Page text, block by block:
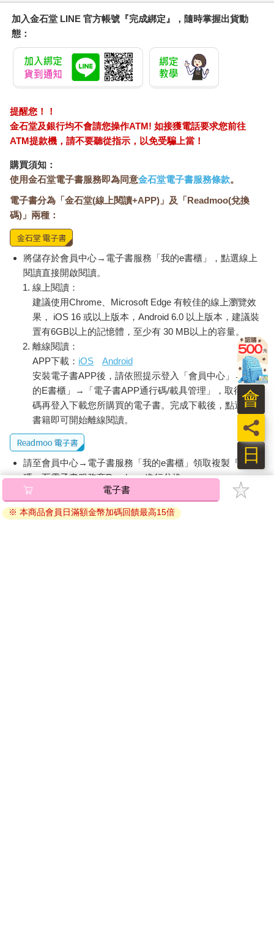
加入金石堂 LINE 官方帳號『完成綁定』，隨時掌握出貨動
態：
提醒您！！
金石堂及銀行均不會請您操作ATM! 如接獲電話要求您前往
ATM提款機，請不要聽從指示，以免受騙上當！
購買須知：
使用金石堂電子書服務即為同意金石堂電子書服務條款。
電子書分為「金石堂(線上閱讀+APP)」及「Readmoo(兌換
碼)」兩種：
將儲存於會員中心→電子書服務「我的e書櫃」，點選線上
閱讀直接開啟閱讀。
線上閱讀：
建議使用Chrome、Microsoft Edge 有較佳的線上瀏覽效
果， iOS 16 或以上版本，Android 6.0 以上版本，建議裝
置有6GB以上的記憶體，至少有 30 MB以上的容量。
離線閱讀：
APP下載： iOS
Android
安裝電子書APP後，請依照提示登入「會員中心」→「我
的E書櫃」→「電子書APP通行碼/載具管理」，取得通行
碼再登入下載您所購買的電子書。完成下載後，點選任一
書籍即可開始離線閱讀。
請至會員中心→電子書服務「我的e書櫃」領取複製『兌換
碼』至電子書服務商Readmoo進行兌換。
退換貨須知：
因版權保護，您在金石堂所購買的電子書僅能以金石堂專屬
電子書
※ 本商品會員日滿額金幣加碼回饋最高15倍
日
員
會